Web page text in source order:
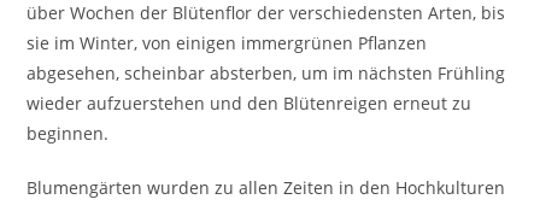
über Wochen der Blütenflor der verschiedensten Arten, bis
sie im Winter, von einigen immergrünen Pflanzen
abgesehen, scheinbar absterben, um im nächsten Frühling
wieder aufzuerstehen und den Blütenreigen erneut zu
beginnen.
Blumengärten wurden zu allen Zeiten in den Hochkulturen